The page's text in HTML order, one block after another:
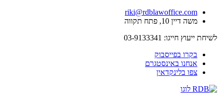
לתוכן
riki@rdblawoffice.com
משה דיין 10, פתח תקווה
לשיחת ייעוץ חייגו: 03-9133341
בקרו בפייסבוק
אנחנו באינסטגרם
צפו בלינקדאין